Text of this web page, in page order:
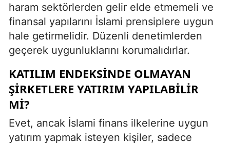
haram sektörlerden gelir elde etmemeli ve
finansal yapılarını İslami prensiplere uygun
hale getirmelidir. Düzenli denetimlerden
geçerek uygunluklarını korumalıdırlar.
KATILIM ENDEKSINDE OLMAYAN
ŞIRKETLERE YATIRIM YAPILABILIR
MI?
Evet, ancak İslami finans ilkelerine uygun
yatırım yapmak isteyen kişiler, sadece